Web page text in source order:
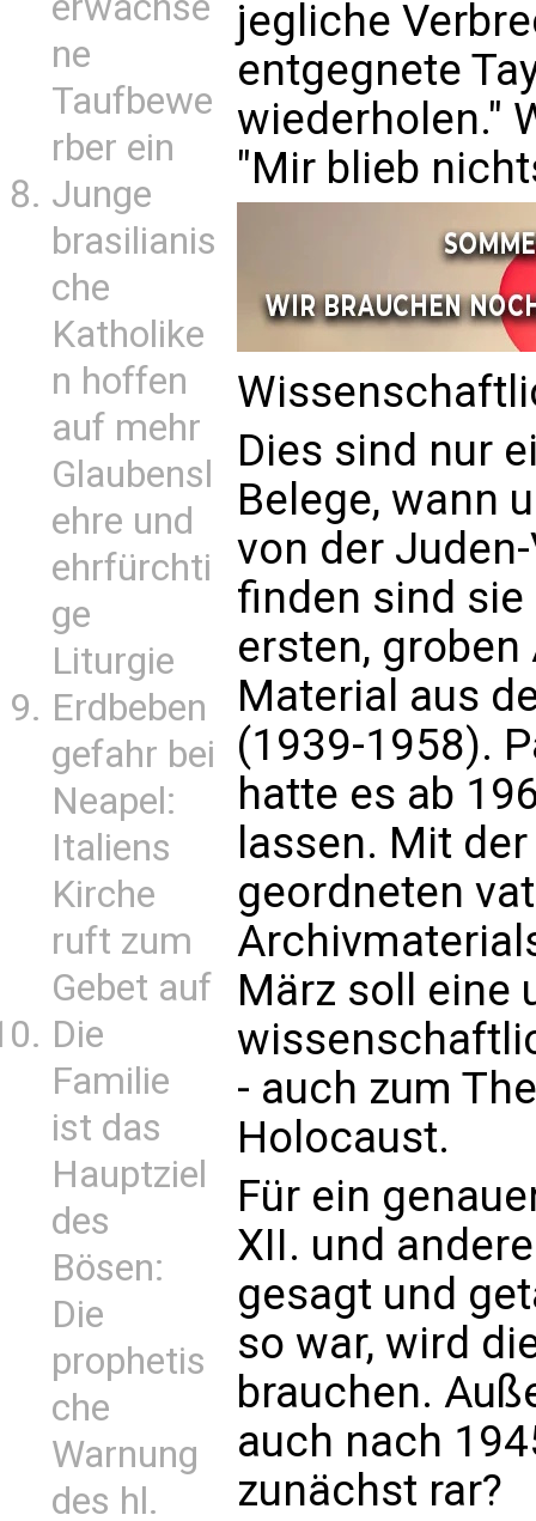
ne
Taufbewe
rber ein
Junge
brasilianis
che
Katholike
n hoffen
auf mehr
Glaubensl
ehre und
ehrfürchti
ge
Liturgie
Erdbeben
gefahr bei
Neapel:
Italiens
Kirche
ruft zum
Gebet auf
Die
Familie
ist das
Hauptziel
des
Bösen:
Die
prophetis
che
Warnung
des hl.
jegliche
entgegnete
wiederholen."
"Mir blieb
Dies sind nur
Belege, wann
von der
finden sind
ersten,
Material aus
(1939-1958).
hatte es ab
lassen. Mit
geordneten
März soll eine
- auch zum
Holocaust.
Für ein
XII. und
gesagt und
so war, wird
brauchen.
auch nach
zunächst rar?